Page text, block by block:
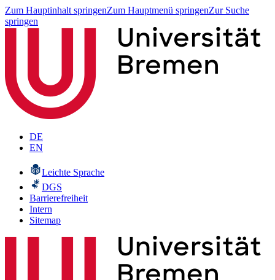
Zum Hauptinhalt springenZum Hauptmenü springenZur Suche
springen
DE
EN
Leichte Sprache
DGS
Barrierefreiheit
Intern
Sitemap